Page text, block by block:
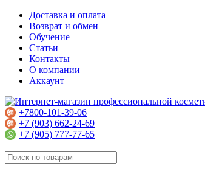
Доставка и оплата
Возврат и обмен
Обучение
Статьи
Контакты
О компании
Аккаунт
+7800-101-39-06
+7 (903) 662-24-69
+7 (905) 777-77-65